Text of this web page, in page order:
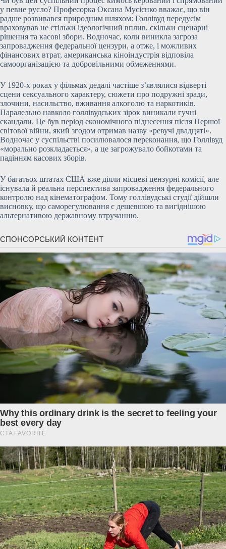
у певне русло? Професорка Оксана Мусієнко вважає, що він
радше розвивався природним шляхом: Голлівуд передусім
враховував не стільки ідеологічний вплив, скільки сценарні
рішення та касові збори. Водночас, коли виникла загроза
запровадження федеральної цензури, а отже, і можливих
фінансових втрат, американська кіноіндустрія відповіла
самоорганізацією та добровільними обмеженнями.
У 1920-х роках у фільмах дедалі частіше з’являлися відверті
сцени сексуального характеру, сюжети про подружні зради,
злочини, насильство, вживання алкоголю та наркотиків.
Паралельно навколо голлівудських зірок виникали гучні
скандали. Це був період економічного піднесення після Першої
світової війни, який згодом отримав назву «ревучі двадцяті».
Водночас у суспільстві посилювалося переконання, що Голлівуд
«морально розкладається», а це загрожувало бойкотами та
падінням касових зборів.
У багатьох штатах США вже діяли місцеві цензурні комісії, але
існувала й реальна перспектива запровадження федерального
контролю над кінематографом. Тому голлівудські студії дійшли
висновку, що саморегулювання є дешевшою та вигіднішою
альтернативою державному втручанню.